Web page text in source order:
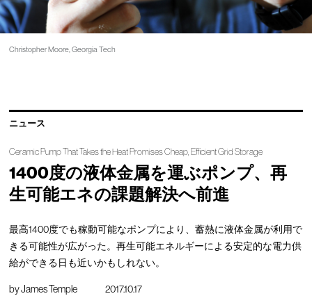
Christopher Moore, Georgia Tech
ニュース
Ceramic Pump That Takes the Heat Promises Cheap, Efficient Grid Storage
1400度の液体金属を運ぶポンプ、再
生可能エネの課題解決へ前進
最高1400度でも稼動可能なポンプにより、蓄熱に液体金属が利用で
きる可能性が広がった。再生可能エネルギーによる安定的な電力供
給ができる日も近いかもしれない。
byJames Temple 2017.10.17